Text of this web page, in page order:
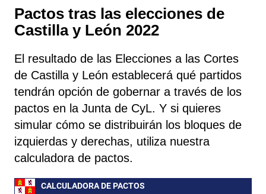
Pactos tras las elecciones de
Castilla y León 2022
El resultado de las Elecciones a las Cortes
de Castilla y León establecerá qué partidos
tendrán opción de gobernar a través de los
pactos en la Junta de CyL. Y si quieres
simular cómo se distribuirán los bloques de
izquierdas y derechas, utiliza nuestra
calculadora de pactos.
CALCULADORA DE PACTOS